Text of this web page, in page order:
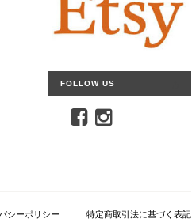
FOLLOW US
シーポリシー 特定商取引法に基づく表記